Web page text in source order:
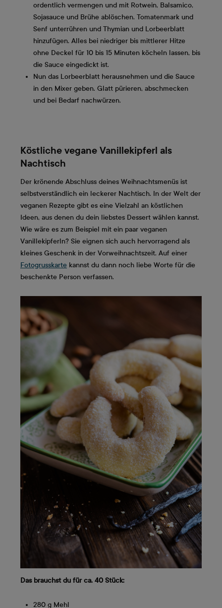
ordentlich vermengen und mit Rotwein, Balsamico,
Sojasauce und Brühe ablöschen. Tomatenmark und
Senf unterrühren und Thymian und Lorbeerblatt
hinzufügen. Alles bei niedriger bis mittlerer Hitze
ohne Deckel für 10 bis 15 Minuten köcheln lassen, bis
die Sauce eingedickt ist.
Nun das Lorbeerblatt herausnehmen und die Sauce
in den Mixer geben. Glatt pürieren, abschmecken
und bei Bedarf nachwürzen.
Köstliche vegane Vanillekipferl als
Nachtisch
Der krönende Abschluss deines Weihnachtsmenüs ist
selbstverständlich ein leckerer Nachtisch. In der Welt der
veganen Rezepte gibt es eine Vielzahl an köstlichen
Ideen, aus denen du dein liebstes Dessert wählen kannst.
Wie wäre es zum Beispiel mit ein paar veganen
Vanillekipferln? Sie eignen sich auch hervorragend als
kleines Geschenk in der Vorweihnachtszeit. Auf einer
Fotogrusskarte kannst du dann noch liebe Worte für die
beschenkte Person verfassen.
Das brauchst du für ca. 40 Stück:
280 g Mehl